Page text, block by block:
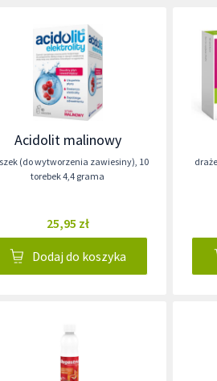
Acidolit malinowy
(do wytworzenia zawiesiny), 10
torebek 4,4 grama
25,95 zł
Dodaj do koszyka